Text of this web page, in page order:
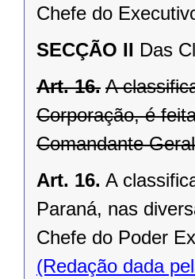
Chefe do
SECÇÃO II Das
Art. 16. A
Corporação, é
Comandante
Art. 16. A
Paraná, nas
Chefe do Poder
(Redação dada